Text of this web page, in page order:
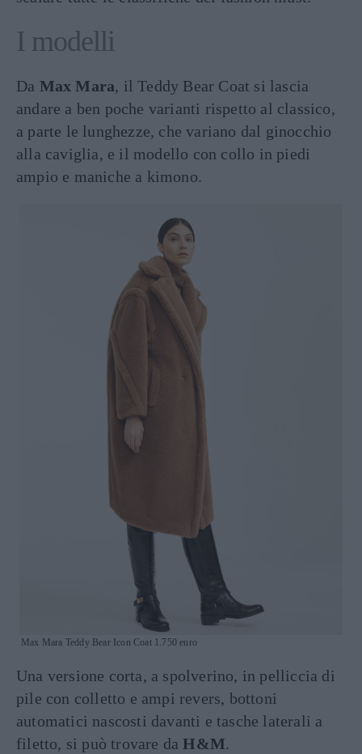
I modelli
Da Max Mara, il Teddy Bear Coat si lascia
andare a ben poche varianti rispetto al classico,
a parte le lunghezze, che variano dal ginocchio
alla caviglia, e il modello con collo in piedi
ampio e maniche a kimono.
Max Mara Teddy Bear Icon Coat 1.750 euro
Una versione corta, a spolverino, in pelliccia di
pile con colletto e ampi revers, bottoni
automatici nascosti davanti e tasche laterali a
filetto, si può trovare daH&M.